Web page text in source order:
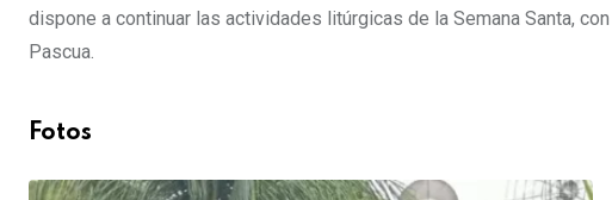
dispone a continuar las actividades litúrgicas de la Semana Santa,
Pascua.
Fotos